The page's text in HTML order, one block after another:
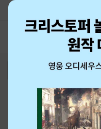
로그인 최
고객센터 1544-3800 티
eBook 1:1
예스이십사(